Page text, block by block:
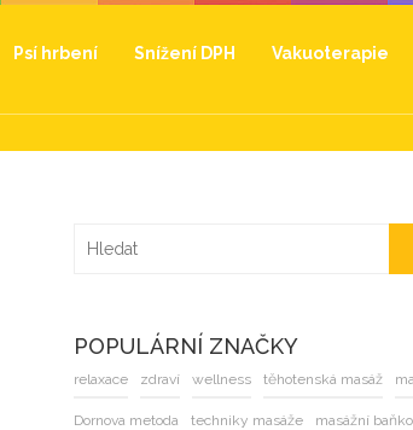
Psí hrbení Snížení DPH Vakuoterapie
POPULÁRNÍ ZNAČKY
relaxace zdraví wellness těhotenská masáž
Dornova metoda techniky masáže masážní